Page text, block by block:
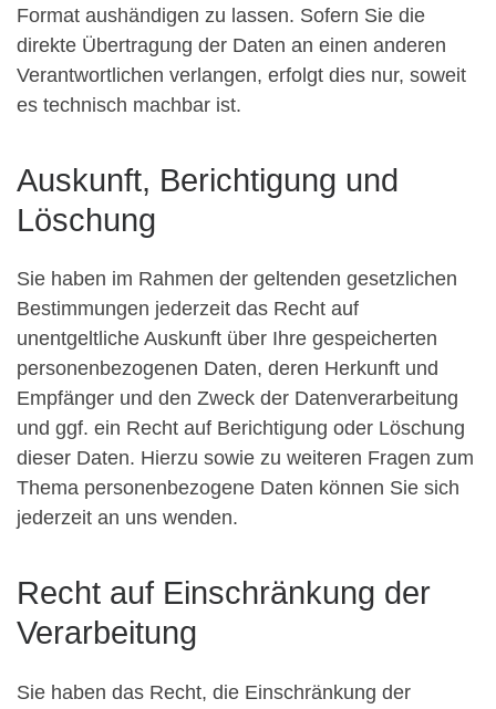
Format aushändigen zu lassen. Sofern Sie die
direkte Übertragung der Daten an einen anderen
Verantwortlichen verlangen, erfolgt dies nur, soweit
es technisch machbar ist.
Auskunft, Berichtigung und
Löschung
Sie haben im Rahmen der geltenden gesetzlichen
Bestimmungen jederzeit das Recht auf
unentgeltliche Auskunft über Ihre gespeicherten
personenbezogenen Daten, deren Herkunft und
Empfänger und den Zweck der Datenverarbeitung
und ggf. ein Recht auf Berichtigung oder Löschung
dieser Daten. Hierzu sowie zu weiteren Fragen zum
Thema personenbezogene Daten können Sie sich
jederzeit an uns wenden.
Recht auf Einschränkung der
Verarbeitung
Sie haben das Recht, die Einschränkung der